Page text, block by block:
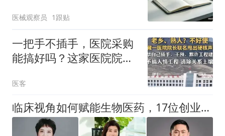
医械观察员 1跟贴
一把手不插手，医院采购
能搞好吗？这家医院院长
规则”晒成了公开“明规则”
医客
临床视角如何赋能生物医药，17位创业者的答案